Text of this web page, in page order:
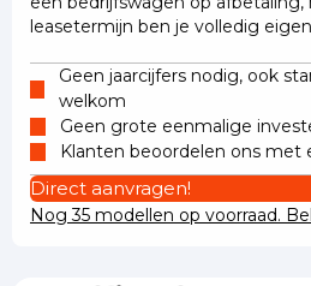
leasetermijn ben je volledig
Geen jaarcijfers nodig, ook
welkom
Geen grote eenmalige
Klanten beoordelen ons met
Direct aanvragen!
Nog 35 modellen op voorraad.